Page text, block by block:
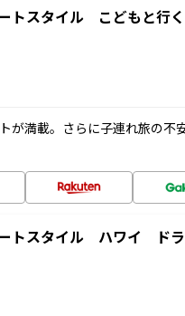
スタイル こどもと行
が満載。さらに子連れ旅の不
トスタイル ハワイ ド